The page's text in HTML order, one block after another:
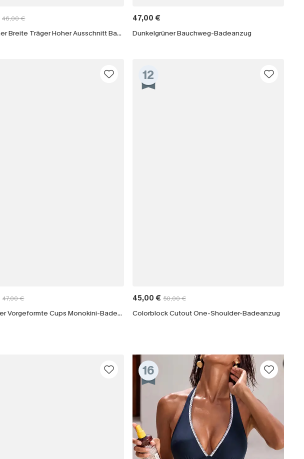
46,00 €
Kellygrüner Breite Träger Hoher Ausschnitt Bauchweg-Badeanzug
47,00 €
Dunkelgrüner Bauchweg-Badeanzug
47,00 €
Schwarzer Vorgeformte Cups Monokini-Badeanzug
12
45,00 € 50,00 €
Colorblock Cutout One-Shoulder-Badeanzug
16